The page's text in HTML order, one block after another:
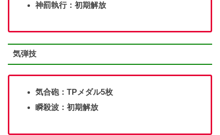
神罰執行：初期解放
気弾技
気合砲：TPメダル5枚
瞬殺波：初期解放